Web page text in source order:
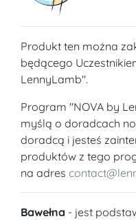
Produkt ten można
będącego
LennyLamb".
Program "NOVA by
myślą o doradcach
doradcą i jesteś
produktów z tego
na adres
Bawełna - jest